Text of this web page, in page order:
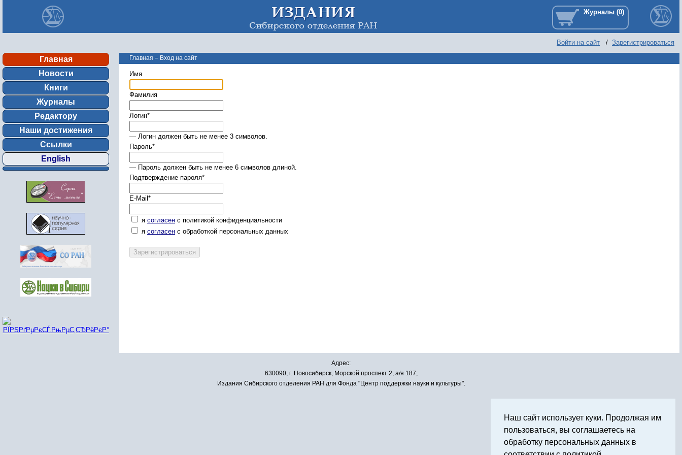
Войти на сайт / Зарегистрироваться
Главная
Новости
Книги
Журналы
Редактору
Наши достижения
Ссылки
English
Главная – Вход на сайт
Имя
Фамилия
Логин*
— Логин должен быть не менее 3 символов.
Пароль*
— Пароль должен быть не менее 6 символов длиной.
Подтверждение пароля*
E-Mail *
я согласен с политикой конфиденциальности
я согласен с обработкой персональных данных
Адрес:
630090, г. Новосибирск, Морской проспект 2, а/я 187,
Издания Сибирского отделения РАН для Фонда "Центр поддержки науки и культуры".
Наш сайт использует куки. Продолжая им
пользоваться, вы соглашаетесь на
обработку персональных данных в